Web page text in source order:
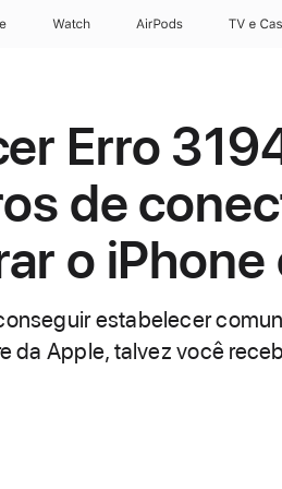
Apple Watch AirPods TV e
Erro
de
o iPhone
estabelecer
da Apple, talvez você